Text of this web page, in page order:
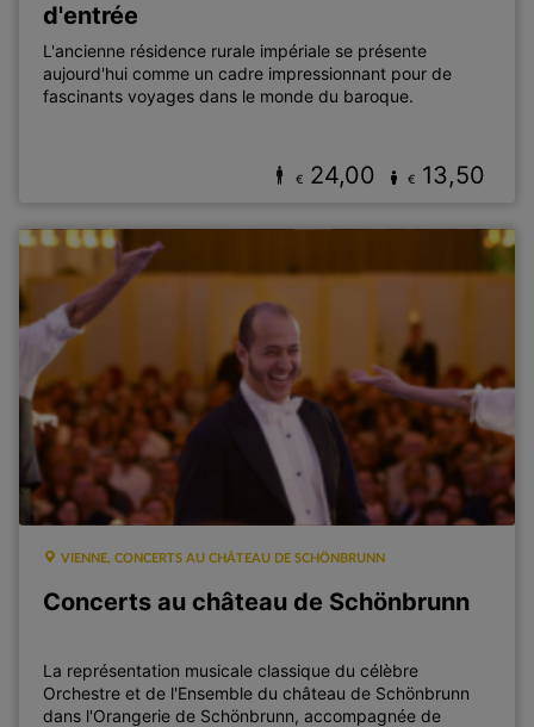
d'entrée
L'ancienne résidence rurale impériale se présente
aujourd'hui comme un cadre impressionnant pour de
fascinants voyages dans le monde du baroque.
€ 24,00 € 13,50
VIENNE, CONCERTS AU CHÂTEAU DE SCHÖNBRUNN
Concerts au château de Schönbrunn
La représentation musicale classique du célèbre
Orchestre et de l'Ensemble du château de Schönbrunn
dans l'Orangerie de Schönbrunn, accompagnée de